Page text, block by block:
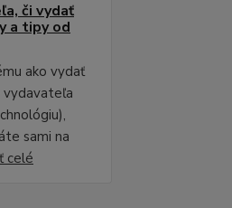
či vydať
a tipy od
ako vydať
vydavateľa
sami na
celé